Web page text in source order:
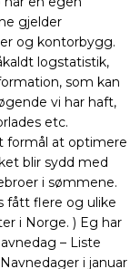
gjelder
og kontorbygg.
logstatistik,
som kan
vi har haft,
etc.
formål at optimere
blir sydd med
i sømmene.
fått flere og ulike
i Norge. ) Eg har
– Liste
i januar